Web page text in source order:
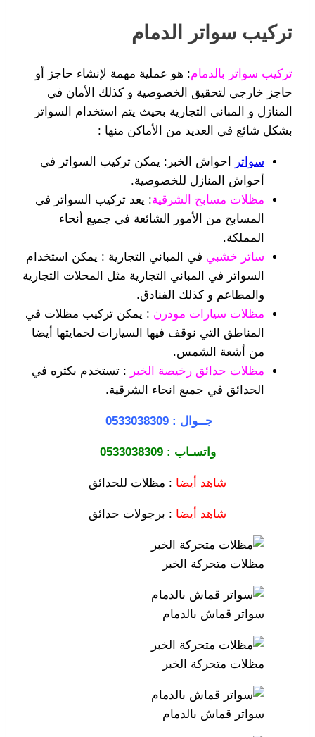
تركيب سواتر الدمام
تركيب سواتر بالدمام: هو عملية مهمة لإنشاء حاجز أو
حاجز خارجي لتحقيق الخصوصية و كذلك الأمان في
المنازل و المباني التجارية بحيث يتم استخدام السواتر
بشكل شائع في العديد من الأماكن منها :
سواتر
احواش الخبر: يمكن تركيب السواتر في
أحواش المنازل للخصوصية.
مظلات مسابح الشرقية: يعد تركيب السواتر في
المسابح من الأمور الشائعة في جميع أنحاء
المملكة.
ساتر خشبي في المباني التجارية : يمكن استخدام
السواتر في المباني التجارية مثل المحلات التجارية
والمطاعم و كذلك الفنادق.
مظلات سيارات مودرن : يمكن تركيب مظلات في
المناطق التي نوقف فيها السيارات لحمايتها أيضا
من أشعة الشمس.
مظلات حدائق رخيصة الخبر : تستخدم بكثره في
الحدائق في جميع انحاء الشرقية.
جــوال : 0533038309
واتسـاب :0533038309
شاهد أيضا : مظلات للحدائق
شاهد أيضا : برجولات حدائق
مظلات متحركة الخبر
سواتر قماش بالدمام
مظلات متحركة الخبر
سواتر قماش بالدمام